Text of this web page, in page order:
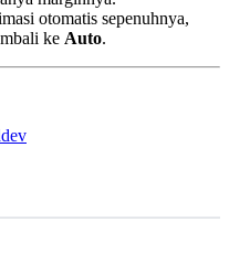
otomatis sepenuhnya,
ke Auto.